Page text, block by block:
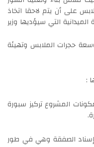
على أن يتم لاحقا اتخاذ
التي سيؤديها وزير
حجرات الملابس وتهيئة
المشروع تركيز سبورة
إسناد الصفقة وهي في طور